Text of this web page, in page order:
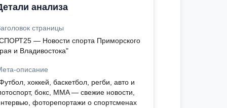
анализа
страницы
— Новости спорта Приморского
и Владивостока"
описание
хоккей, баскетбол, регби, авто и
бокс, MMA — свежие новости,
фоторепортажи о спортсменах